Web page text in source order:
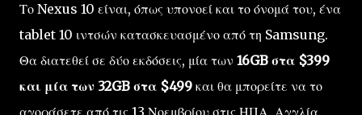
Το Nexus 10 είναι, όπως υπονοεί και το όνομά του, ένα
tablet 10 ιντσών κατασκευασμένο από τη Samsung.
Θα διατεθεί σε δύο εκδόσεις, μία των 16GB στα $399
και μία των 32GB στα $499 και θα μπορείτε να το
αγοράσετε από τις 13 Νοεμβρίου στις ΗΠΑ, Αγγλία,